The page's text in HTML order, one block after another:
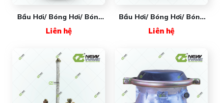
Bầu Hơi/ Bóng Hơi/ Bóng
NW6348 (#1V6348) New
Liên hệ
Bầu Hơi/ Bóng Hơi/ Bóng
Wave
Liên hệ